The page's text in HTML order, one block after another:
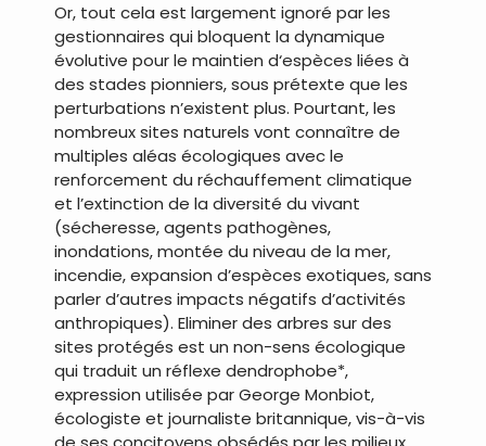
Or, tout cela est largement ignoré par les
gestionnaires qui bloquent la dynamique
évolutive pour le maintien d‘espèces liées à
des stades pionniers, sous prétexte que les
perturbations n’existent plus. Pourtant, les
nombreux sites naturels vont connaître de
multiples aléas écologiques avec le
renforcement du réchauffement climatique
et l’extinction de la diversité du vivant
(sécheresse, agents pathogènes,
inondations, montée du niveau de la mer,
incendie, expansion d’espèces exotiques, sans
parler d’autres impacts négatifs d’activités
anthropiques). Eliminer des arbres sur des
sites protégés est un non-sens écologique
qui traduit un réflexe dendrophobe*,
expression utilisée par George Monbiot,
écologiste et journaliste britannique, vis-à-vis